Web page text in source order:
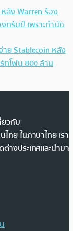
ลัง Warren ร้อง
ทรัมป์ เพราะทำนัก
าย Stablecoin หลัง
ทโฟน 800 ล้าน
ยวกับ
ทย ในภาษาไทย เรา
างประเทศและนำมา